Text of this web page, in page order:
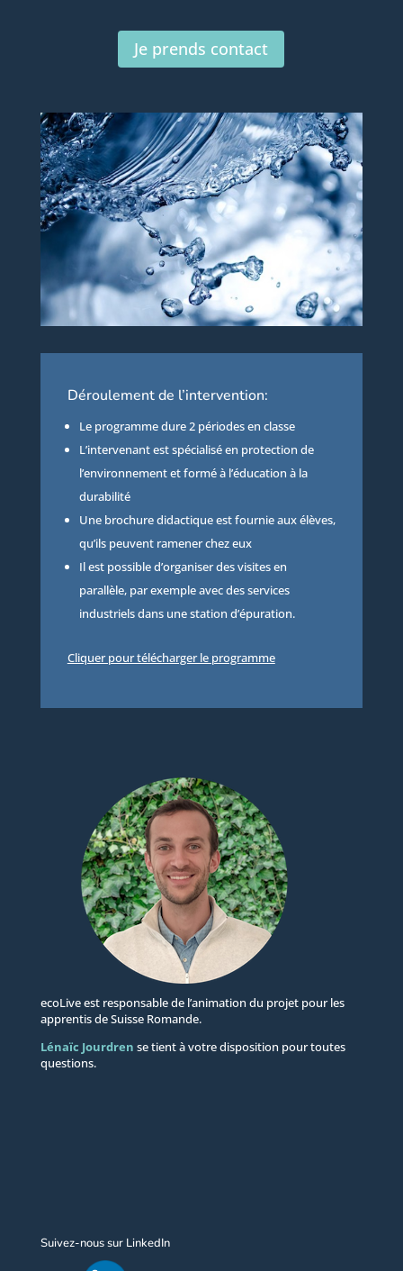
Je prends contact
Déroulement de l’intervention:
Le programme dure 2 périodes en classe
L’intervenant est spécialisé en protection de
l’environnement et formé à l’éducation à la
durabilité
Une brochure didactique est fournie aux élèves,
qu’ils peuvent ramener chez eux
Il est possible d’organiser des visites en
parallèle, par exemple avec des services
industriels dans une station d’épuration.
Cliquer pour télécharger le programme
ecoLive est responsable de l’animation du projet pour les
apprentis de Suisse Romande.
Lénaïc Jourdren se tient à votre disposition pour toutes
questions.
Suivez-nous sur LinkedIn